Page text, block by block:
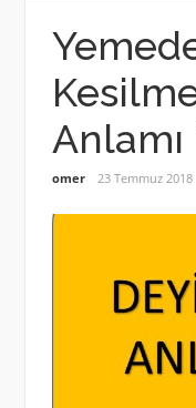
omer 23 Temmuz 2018